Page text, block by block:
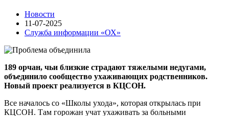
Новости
11-07-2025
Служба информации «ОХ»
189 орчан, чьи близкие страдают тяжелыми недугами,
объединило сообщество ухаживающих родственников.
Новый проект реализуется в КЦСОН.
Все началось со «Школы ухода», которая открылась при
КЦСОН. Там горожан учат ухаживать за больными